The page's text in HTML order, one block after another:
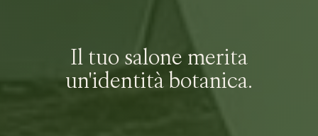
Il tuo salone merita
un'identità botanica.